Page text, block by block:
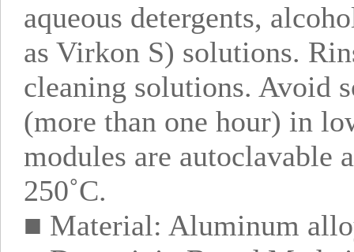
aqueous detergents,
as Virkon S) solutions.
cleaning solutions. Avoid
(more than one hour) in
modules are autoclavable
250˚C.
■ Material: Aluminum